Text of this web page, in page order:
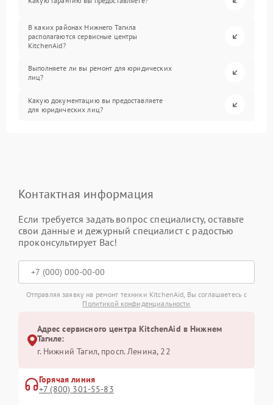
В каких районах Нижнего Тагила
располагаются сервисные центры
KitchenAid?
Выполняете ли вы ремонт для юридических
лиц?
Какую документацию вы предоставляете
для юридических лиц?
Контактная информация
Если требуется задать вопрос специалисту, оставьте
свои данные и дежурный специалист с радостью
проконсультирует Вас!
Отправляя заявку на ремонт техники KitchenAid, Вы соглашаетесь с
Политикой конфиденциальности
Адрес сервисного центра KitchenAid в Нижнем
Тагиле:
г. Нижний Тагил, просп. Ленина, 22
Горячая линия
+7 (800) 301-55-83